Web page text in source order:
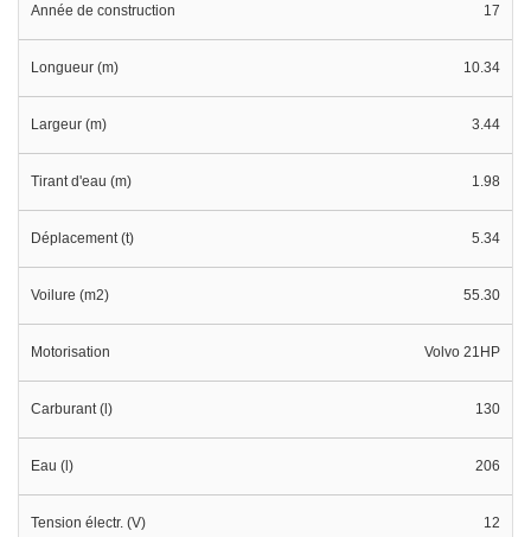
Année de construction 17
Longueur (m) 10.34
Largeur (m) 3.44
Tirant d'eau (m) 1.98
Déplacement (t) 5.34
Voilure (m2) 55.30
Motorisation Volvo 21HP
Carburant (l) 130
Eau (l) 206
Tension électr. (V) 12